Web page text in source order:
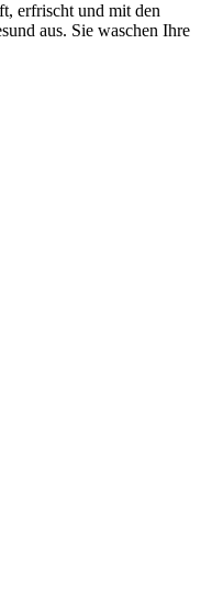
erfrischt und mit den
aus. Sie waschen Ihre